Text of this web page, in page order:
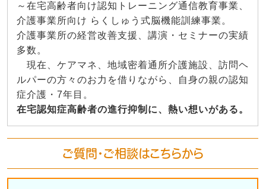
～在宅高齢者向け認知トレーニング通信教育事業、
介護事業所向け らくしゅう式脳機能訓練事業。
介護事業所の経営改善支援、講演・セミナーの実績
多数。
現在、ケアマネ、地域密着通所介護施設、訪問ヘ
ルパーの方々のお力を借りながら、自身の親の認知
症介護・7年目。
在宅認知症高齢者の進行抑制に、熱い想いがある。
ご質問・ご相談はこちらから